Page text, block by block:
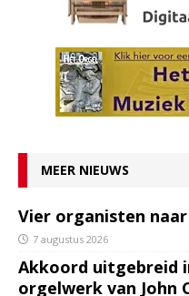
MEER NIEUWS
Vier organisten naar
7 augustus 2026
Akkoord uitgebreid
orgelwerk van John